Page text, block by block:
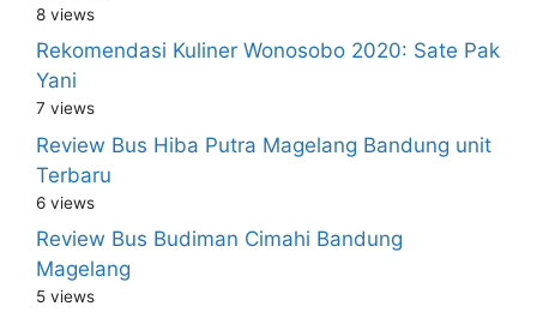
8 views
Rekomendasi Kuliner Wonosobo 2020: Sate Pak
Yani
7 views
Review Bus Hiba Putra Magelang Bandung unit
Terbaru
6 views
Review Bus Budiman Cimahi Bandung
Magelang
5 views